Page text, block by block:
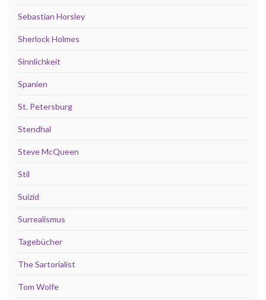
Sebastian Horsley
Sherlock Holmes
Sinnlichkeit
Spanien
St. Petersburg
Stendhal
Steve McQueen
Stil
Suizid
Surrealismus
Tagebücher
The Sartorialist
Tom Wolfe